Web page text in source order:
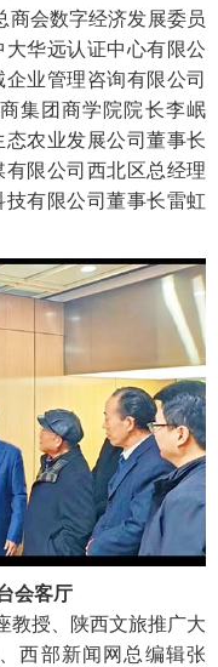
商会数字经济发展委员
华远认证中心有限公
业管理咨询有限公司
集团商学院院长李岷
农业发展公司董事长
限公司西北区总经理
有限公司董事长雷虹
会客厅
教授、陕西文旅推广大
西部新闻网总编辑张